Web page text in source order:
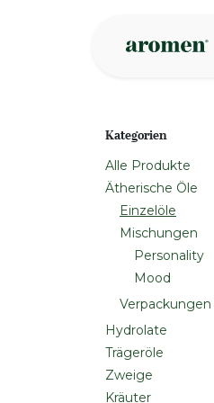
Kategorien
Alle Produkte
Ätherische Öle
Einzelöle
Mischungen
Personality
Mood
Verpackungen
Hydrolate
Trägeröle
Zweige
Kräuter